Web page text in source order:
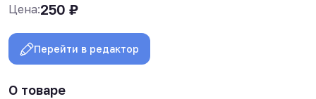
Цена:250 ₽
Перейти в редактор
О товаре